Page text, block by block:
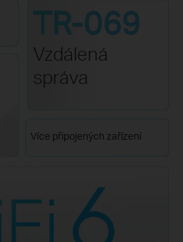
Více připojených zařízení
TR-069
Vzdálená
správa